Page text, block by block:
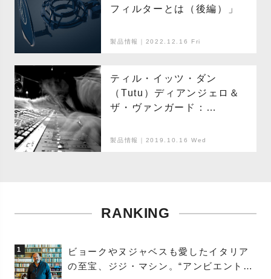
フィルターとは（後編）」
製品情報｜2022.12.16 Fri
ティル・イッツ・ダン
（Tutu）ディアンジェロ＆
ザ・ヴァンガード：
製品情報｜2019.10.16 Wed
RANKING
1
ビョークやヌジャベスも愛したイタリア
の至宝、ジジ・マシン。“アンビエントの